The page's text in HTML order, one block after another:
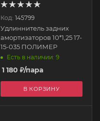
Код: 145799
Удлиннитель задних
амортизаторов 10*1,25 17-
15-035 ПОЛИМЕР
Есть в наличии: 9
1 180 ₽/пара
В КОРЗИНУ